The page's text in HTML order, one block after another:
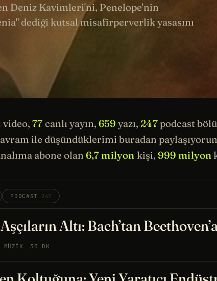
Deniz Kavimleri'ni, Penelope'nin
dediği kutsal misafirperverlik yasasını
video,77 canlı yayın, 659 yazı, 247podcast
ile düşündüklerimi buradan
abone olan 6,7 milyon kişi, 999 milyon
PODCAST 247
Altı: Bach’tan
MÜZIK 30 DK